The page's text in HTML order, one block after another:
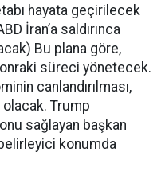
hayata geçirilecek
İran’a saldırınca
Bu plana göre,
süreci yönetecek.
canlandırılması,
Trump
sağlayan başkan
konumda